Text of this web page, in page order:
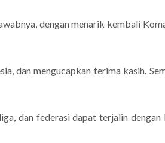
dengan menarik kembali
dan mengucapkan terima kasih.
dan federasi dapat terjalin dengan